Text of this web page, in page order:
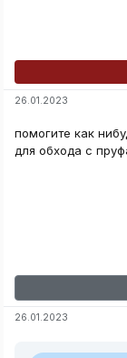
26.01.2023
помогите как
для обхода с
26.01.2023